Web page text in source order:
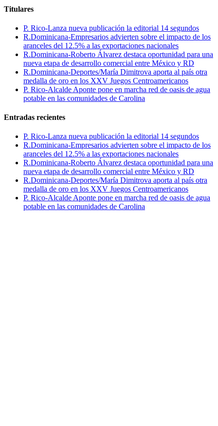
Titulares
P. Rico-Lanza nueva publicación la editorial 14 segundos
R.Dominicana-Empresarios advierten sobre el impacto de los
aranceles del 12.5% a las exportaciones nacionales
R.Dominicana-Roberto Álvarez destaca oportunidad para una
nueva etapa de desarrollo comercial entre México y RD
R.Dominicana-Deportes/María Dimitrova aporta al país otra
medalla de oro en los XXV Juegos Centroamericanos
P. Rico-Alcalde Aponte pone en marcha red de oasis de agua
potable en las comunidades de Carolina
Entradas recientes
P. Rico-Lanza nueva publicación la editorial 14 segundos
R.Dominicana-Empresarios advierten sobre el impacto de los
aranceles del 12.5% a las exportaciones nacionales
R.Dominicana-Roberto Álvarez destaca oportunidad para una
nueva etapa de desarrollo comercial entre México y RD
R.Dominicana-Deportes/María Dimitrova aporta al país otra
medalla de oro en los XXV Juegos Centroamericanos
P. Rico-Alcalde Aponte pone en marcha red de oasis de agua
potable en las comunidades de Carolina